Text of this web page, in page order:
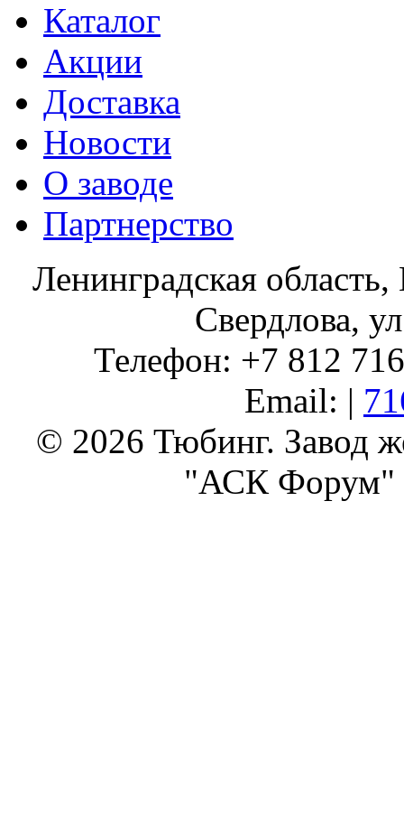
Каталог
Акции
Доставка
Новости
О заводе
Партнерство
Ленинградская
Свердлова,
Телефон: +7 812
Email: |
© 2026 Тюбинг. Завод
"АСК Форум"